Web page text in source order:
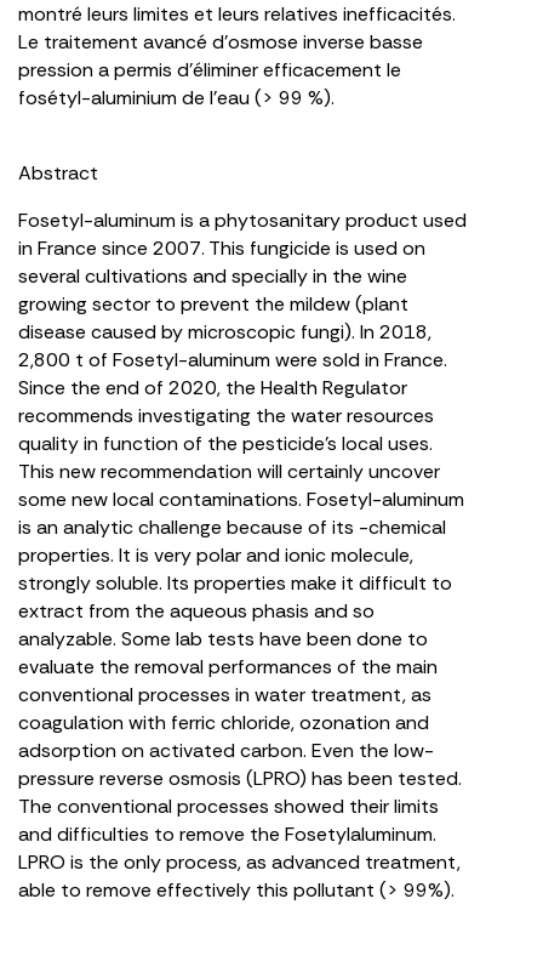
montré leurs limites et leurs relatives inefficacités.
Le traitement avancé d’osmose inverse basse
pression a permis d’éliminer efficacement le
fosétyl-aluminium de l’eau (> 99 %).
Abstract
Fosetyl-aluminum is a phytosanitary product used
in France since 2007. This fungicide is used on
several cultivations and specially in the wine
growing sector to prevent the mildew (plant
disease caused by microscopic fungi). In 2018,
2,800 t of Fosetyl-aluminum were sold in France.
Since the end of 2020, the Health Regulator
recommends investigating the water resources
quality in function of the pesticide’s local uses.
This new recommendation will certainly uncover
some new local contaminations. Fosetyl-aluminum
is an analytic challenge because of its -chemical
properties. It is very polar and ionic molecule,
strongly soluble. Its properties make it difficult to
extract from the aqueous phasis and so
analyzable. Some lab tests have been done to
evaluate the removal performances of the main
conventional processes in water treatment, as
coagulation with ferric chloride, ozonation and
adsorption on activated carbon. Even the low-
pressure reverse osmosis (LPRO) has been tested.
The conventional processes showed their limits
and difficulties to remove the Fosetylaluminum.
LPRO is the only process, as advanced treatment,
able to remove effectively this pollutant (> 99%).